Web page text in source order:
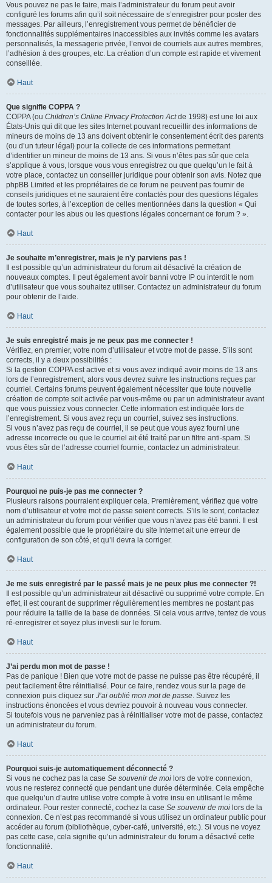
Vous pouvez ne pas le faire, mais l’administrateur du forum peut avoir
configuré les forums afin qu’il soit nécessaire de s’enregistrer pour poster des
messages. Par ailleurs, l’enregistrement vous permet de bénéficier de
fonctionnalités supplémentaires inaccessibles aux invités comme les avatars
personnalisés, la messagerie privée, l’envoi de courriels aux autres membres,
l’adhésion à des groupes, etc. La création d’un compte est rapide et vivement
conseillée.
Haut
Que signifie COPPA ?
COPPA (ou Children’s Online Privacy Protection Actde 1998) est une loi aux
États-Unis qui dit que les sites Internet pouvant recueillir des informations de
mineurs de moins de 13 ans doivent obtenir le consentement écrit des parents
(ou d’un tuteur légal) pour la collecte de ces informations permettant
d’identifier un mineur de moins de 13 ans. Si vous n’êtes pas sûr que cela
s’applique à vous, lorsque vous vous enregistrez ou que quelqu’un le fait à
votre place, contactez un conseiller juridique pour obtenir son avis. Notez que
phpBB Limited et les propriétaires de ce forum ne peuvent pas fournir de
conseils juridiques et ne sauraient être contactés pour des questions légales
de toutes sortes, à l’exception de celles mentionnées dans la question « Qui
contacter pour les abus ou les questions légales concernant ce forum ? ».
Haut
Je souhaite m’enregistrer, mais je n’y parviens pas !
Il est possible qu’un administrateur du forum ait désactivé la création de
nouveaux comptes. Il peut également avoir banni votre IP ou interdit le nom
d’utilisateur que vous souhaitez utiliser. Contactez un administrateur du forum
pour obtenir de l’aide.
Haut
Je suis enregistré mais je ne peux pas me connecter !
Vérifiez, en premier, votre nom d’utilisateur et votre mot de passe. S’ils sont
corrects, il y a deux possibilités :
Si la gestion COPPA est active et si vous avez indiqué avoir moins de 13 ans
lors de l’enregistrement, alors vous devrez suivre les instructions reçues par
courriel. Certains forums peuvent également nécessiter que toute nouvelle
création de compte soit activée par vous-même ou par un administrateur avant
que vous puissiez vous connecter. Cette information est indiquée lors de
l’enregistrement. Si vous avez reçu un courriel, suivez ses instructions.
Si vous n’avez pas reçu de courriel, il se peut que vous ayez fourni une
adresse incorrecte ou que le courriel ait été traité par un filtre anti-spam. Si
vous êtes sûr de l’adresse courriel fournie, contactez un administrateur.
Haut
Pourquoi ne puis-je pas me connecter ?
Plusieurs raisons pourraient expliquer cela. Premièrement, vérifiez que votre
nom d’utilisateur et votre mot de passe soient corrects. S’ils le sont, contactez
un administrateur du forum pour vérifier que vous n’avez pas été banni. Il est
également possible que le propriétaire du site Internet ait une erreur de
configuration de son côté, et qu’il devra la corriger.
Haut
Je me suis enregistré par le passé mais je ne peux plus me connecter ?!
Il est possible qu’un administrateur ait désactivé ou supprimé votre compte. En
effet, il est courant de supprimer régulièrement les membres ne postant pas
pour réduire la taille de la base de données. Si cela vous arrive, tentez de vous
ré-enregistrer et soyez plus investi sur le forum.
Haut
J’ai perdu mon mot de passe !
Pas de panique ! Bien que votre mot de passe ne puisse pas être récupéré, il
peut facilement être réinitialisé. Pour ce faire, rendez vous sur la page de
connexion puis cliquez sur J’ai oublié mon mot de passe. Suivez les
instructions énoncées et vous devriez pouvoir à nouveau vous connecter.
Si toutefois vous ne parveniez pas à réinitialiser votre mot de passe, contactez
un administrateur du forum.
Haut
Pourquoi suis-je automatiquement déconnecté ?
Si vous ne cochez pas la case Se souvenir de moi lors de votre connexion,
vous ne resterez connecté que pendant une durée déterminée. Cela empêche
que quelqu’un d’autre utilise votre compte à votre insu en utilisant le même
ordinateur. Pour rester connecté, cochez la case Se souvenir de moi lors de la
connexion. Ce n’est pas recommandé si vous utilisez un ordinateur public pour
accéder au forum (bibliothèque, cyber-café, université, etc.). Si vous ne voyez
pas cette case, cela signifie qu’un administrateur du forum a désactivé cette
fonctionnalité.
Haut